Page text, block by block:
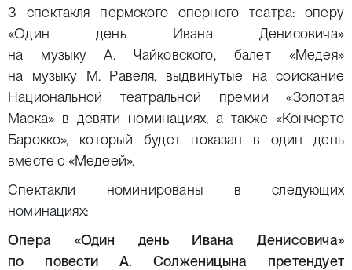
3 спектакля пермского оперного театра: оперу
«Один день Ивана Денисовича»
на музыку А. Чайковского, балет «Медея»
на музыку М. Равеля, выдвинутые на соискание
Национальной театральной премии «Золотая
Маска» в девяти номинациях, а также «Кончерто
Барокко», который будет показан в один день
вместе с «Медеей».
Спектакли номинированы в следующих
номинациях:
Опера «Один день Ивана Денисовича»
по повести А. Солженицына претендует